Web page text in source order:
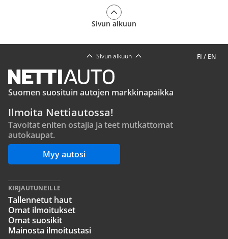
Sivun alkuun
FI / EN
Sivun alkuun
Suomen suosituin autojen markkinapaikka
Ilmoita Nettiautossa!
Tavoitat eniten ostajia ja teet mutkattomat
autokaupat.
Myy autosi
KIRJAUTUNEILLE
Tallennetut haut
Omat ilmoitukset
Omat suosikit
Mainosta ilmoitustasi